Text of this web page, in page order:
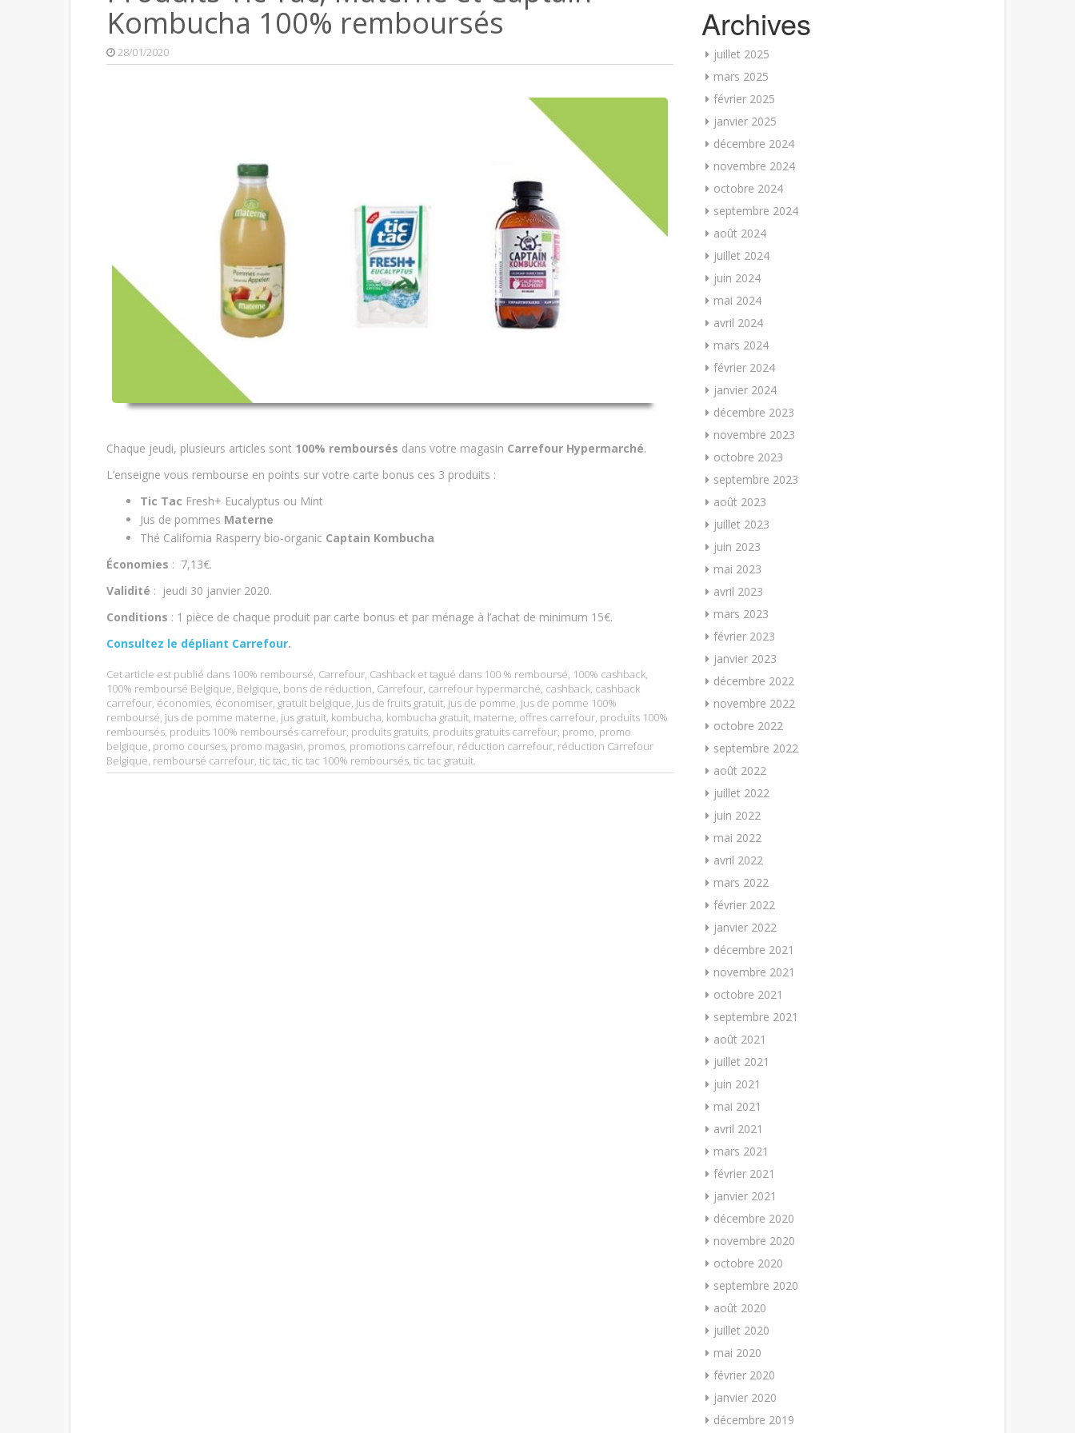
Kombucha 100% remboursés
28/01/2020
Chaque jeudi, plusieurs articles sont 100% remboursés dans votre magasin Carrefour Hypermarché.
L’enseigne vous rembourse en points sur votre carte bonus ces 3 produits :
Tic Tac Fresh+ Eucalyptus ou Mint
Jus de pommes Materne
Thé California Rasperry bio-organic Captain Kombucha
Économies : 7,13€.
Validité : jeudi 30 janvier 2020.
Conditions : 1 pièce de chaque produit par carte bonus et par ménage à l’achat de minimum 15€.
Consultez le dépliant Carrefour.
Cet article est publié dans 100% remboursé, Carrefour, Cashback et tagué dans 100 % remboursé, 100% cashback,
100% remboursé Belgique, Belgique, bons de réduction, Carrefour, carrefour hypermarché, cashback, cashback
carrefour, économies, économiser, gratuit belgique, Jus de fruits gratuit, jus de pomme, jus de pomme 100%
remboursé, jus de pomme materne, jus gratuit, kombucha, kombucha gratuit, materne, offres carrefour, produits 100%
remboursés, produits 100% remboursés carrefour, produits gratuits, produits gratuits carrefour, promo, promo
belgique, promo courses, promo magasin, promos, promotions carrefour, réduction carrefour, réduction Carrefour
Belgique, remboursé carrefour, tic tac, tic tac 100% remboursés, tic tac gratuit.
Archives
juillet 2025
mars 2025
février 2025
janvier 2025
décembre 2024
novembre 2024
octobre 2024
septembre 2024
août 2024
juillet 2024
juin 2024
mai 2024
avril 2024
mars 2024
février 2024
janvier 2024
décembre 2023
novembre 2023
octobre 2023
septembre 2023
août 2023
juillet 2023
juin 2023
mai 2023
avril 2023
mars 2023
février 2023
janvier 2023
décembre 2022
novembre 2022
octobre 2022
septembre 2022
août 2022
juillet 2022
juin 2022
mai 2022
avril 2022
mars 2022
février 2022
janvier 2022
décembre 2021
novembre 2021
octobre 2021
septembre 2021
août 2021
juillet 2021
juin 2021
mai 2021
avril 2021
mars 2021
février 2021
janvier 2021
décembre 2020
novembre 2020
octobre 2020
septembre 2020
août 2020
juillet 2020
mai 2020
février 2020
janvier 2020
décembre 2019